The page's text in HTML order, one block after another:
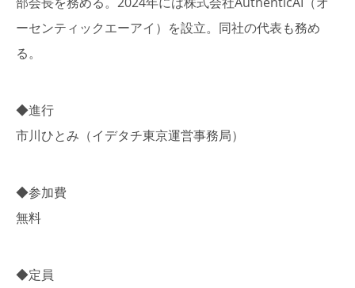
ーセンティックエーアイ）を設立。同社の代表も務め
る。
◆進行
市川ひとみ（イデタチ東京運営事務局）
◆参加費
無料
◆定員